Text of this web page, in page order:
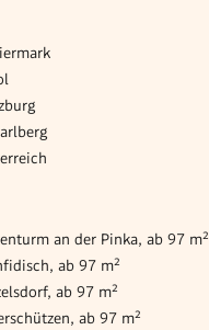
an der Pinka, ab 97 m²
ab 97 m²
ab 97 m²
ab 97 m²